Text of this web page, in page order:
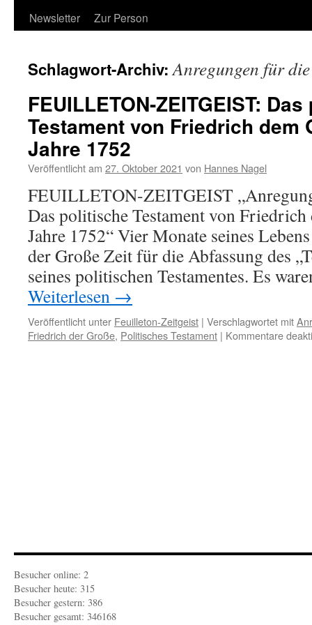
Newsletter
Zur Person
Schlagwort-Archiv:Anregungen für
FEUILLETON-ZEITGEIST:
Testament von Friedrich dem
Jahre 1752
Veröffentlicht am 27. Oktober 2021 von Hannes Nagel
FEUILLETON-ZEITGEIST
Das politische Testament von Friedrich
Jahre 1752“ Vier Monate seines
der Große Zeit für die Abfassung des
seines politischen Testamentes. Es
Weiterlesen →
Veröffentlicht unter Feuilleton-Zeitgeist | Verschlagwortet mit
Friedrich der Große, Politisches Testament | Kommentare
Besucher online: 2
Besucher heute: 315
Besucher gestern: 386
Besucher gesamt: 346168